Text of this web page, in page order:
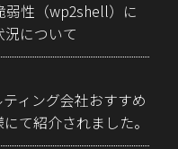
弱性（wp2shell）に
について
ィング会社おすすめ
て紹介されました。